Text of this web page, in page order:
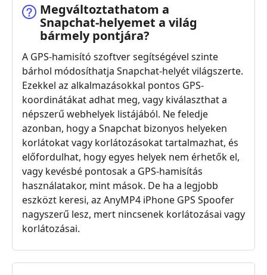
Megváltoztathatom a
Snapchat‑helyemet a világ
bármely pontjára?
A GPS-hamisító szoftver segítségével szinte
bárhol módosíthatja Snapchat-helyét világszerte.
Ezekkel az alkalmazásokkal pontos GPS-
koordinátákat adhat meg, vagy kiválaszthat a
népszerű webhelyek listájából. Ne feledje
azonban, hogy a Snapchat bizonyos helyeken
korlátokat vagy korlátozásokat tartalmazhat, és
előfordulhat, hogy egyes helyek nem érhetők el,
vagy kevésbé pontosak a GPS-hamisítás
használatakor, mint mások. De ha a legjobb
eszközt keresi, az AnyMP4 iPhone GPS Spoofer
nagyszerű lesz, mert nincsenek korlátozásai vagy
korlátozásai.